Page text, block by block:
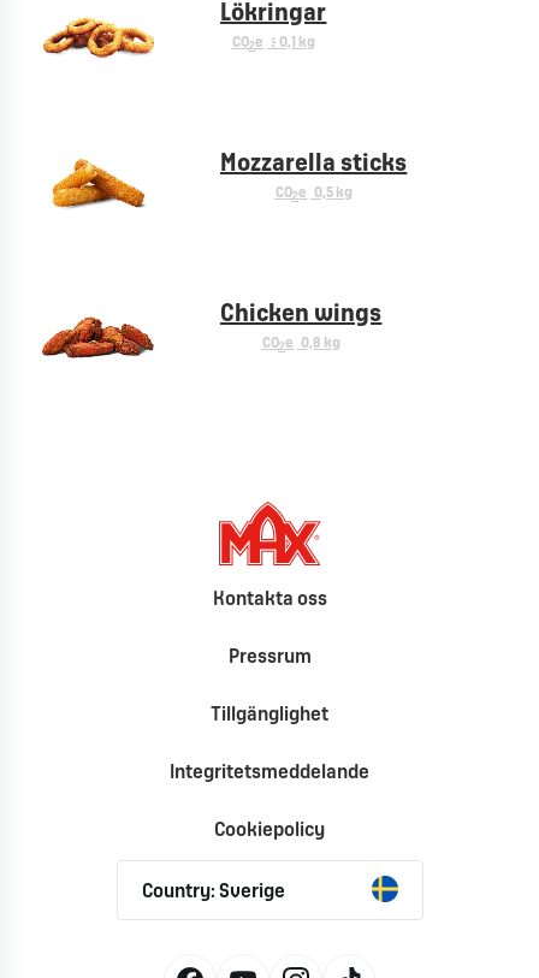
Lökringar
CO2e < 0,1 kg
Mozzarella sticks
CO2e 0,5 kg
Chicken wings
CO2e 0,8 kg
Kontakta oss
Pressrum
Tillgänglighet
Integritetsmeddelande
Cookiepolicy
Country: Sverige